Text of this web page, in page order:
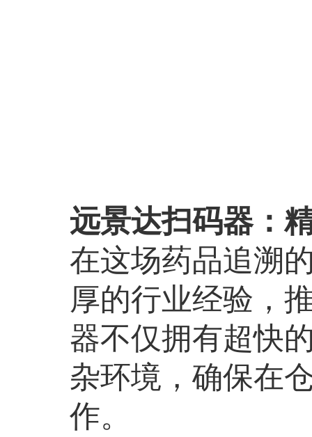
远景达扫码器：
在这场药品追溯
厚的行业经验，
器不仅拥有超快
杂环境，确保在
作。